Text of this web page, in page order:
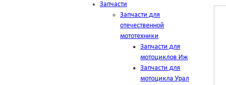
Запчасти
Запчасти для
отечественной
мототехники
Запчасти для
мотоциклов Иж
Запчасти для
мотоцикла Урал